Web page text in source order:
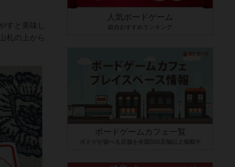
すと美味し
札の上から
人気ボードゲーム
総合おすすめランキング
ボードゲームカフェ一覧
ボドゲが遊べる店舗を全国500店舗以上掲載中